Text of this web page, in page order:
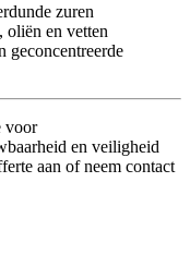
zuren
oliën en vetten
geconcentreerde
voor
en veiligheid
aan of neem contact